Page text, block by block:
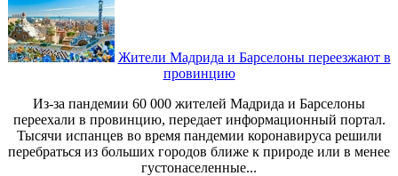
Жители Мадрида и Барселоны переезжают в
провинцию
Из-за пандемии 60 000 жителей Мадрида и Барселоны
переехали в провинцию, передает информационный портал.
Тысячи испанцев во время пандемии коронавируса решили
перебраться из больших городов ближе к природе или в менее
густонаселенные...